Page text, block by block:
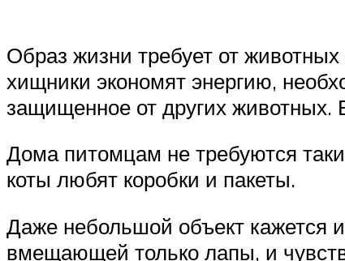
Образ жизни требует от
хищники экономят энергию,
защищенное от других животных.
Дома питомцам не требуются
коты любят коробки и пакеты.
Даже небольшой объект кажется
вмещающей только лапы, и